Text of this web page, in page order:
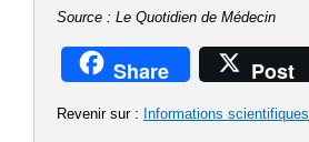
Source : Le Quotidien de Médecin
Share Post
Revenir sur : Informations scientifiques